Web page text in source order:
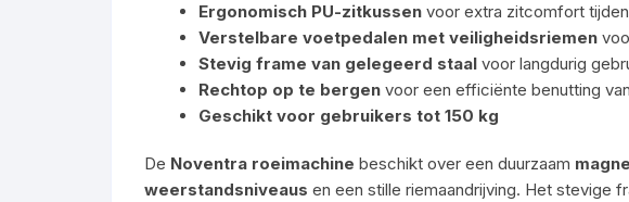
Ergonomisch PU-zitkussen voor extra zitcomfort
Verstelbare voetpedalen met veiligheidsriemen
Stevig frame van gelegeerd staal voor langdurig
Rechtop op te bergen voor een efficiënte benutting
Geschikt voor gebruikers tot 150 kg
De Noventra roeimachine beschikt over een duurzaam
weerstandsniveaus en een stille riemaandrijving. Het stevige